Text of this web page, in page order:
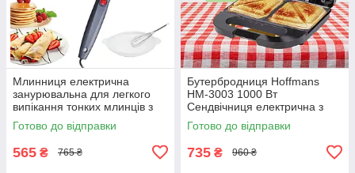
Млинниця електрична
занурювальна для легкого
випікання тонких млинців з
чашею та вінчиком
Готово до відправки
565 ₴ 765 ₴
Бутербродниця Hoffmans
НМ-3003 1000 Вт
Сендвічниця електрична з
антипригарним покриттям
для сніданків
Готово до відправки
735 ₴ 960 ₴